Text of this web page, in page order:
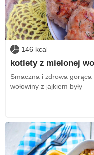
146 kcal
kotlety z mielonej
Smaczna i zdrowa gorąca
wołowiny z jajkiem były